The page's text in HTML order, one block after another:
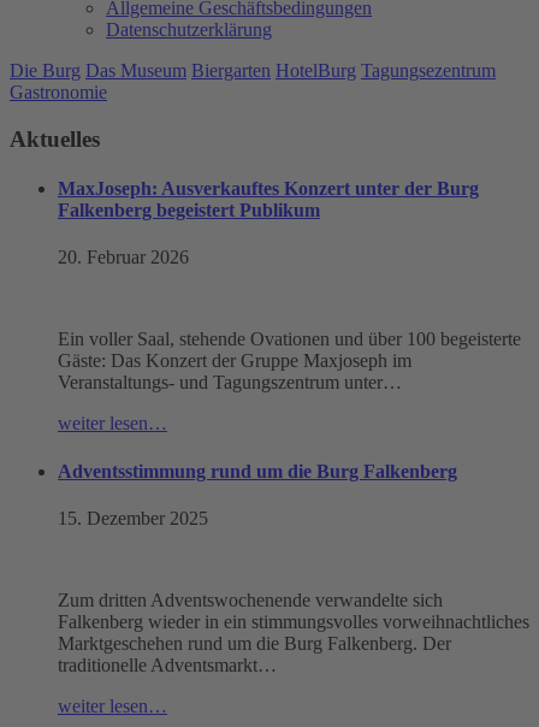
Allgemeine Geschäftsbedingungen
Datenschutzerklärung
Die Burg Das Museum Biergarten HotelBurg Tagungsezentrum
Gastronomie
Aktuelles
MaxJoseph: Ausverkauftes Konzert unter der Burg
Falkenberg begeistert Publikum
20. Februar 2026
Ein voller Saal, stehende Ovationen und über 100 begeisterte
Gäste: Das Konzert der Gruppe Maxjoseph im
Veranstaltungs- und Tagungszentrum unter…
weiter lesen…
Adventsstimmung rund um die Burg Falkenberg
15. Dezember 2025
Zum dritten Adventswochenende verwandelte sich
Falkenberg wieder in ein stimmungsvolles vorweihnachtliches
Marktgeschehen rund um die Burg Falkenberg. Der
traditionelle Adventsmarkt…
weiter lesen…